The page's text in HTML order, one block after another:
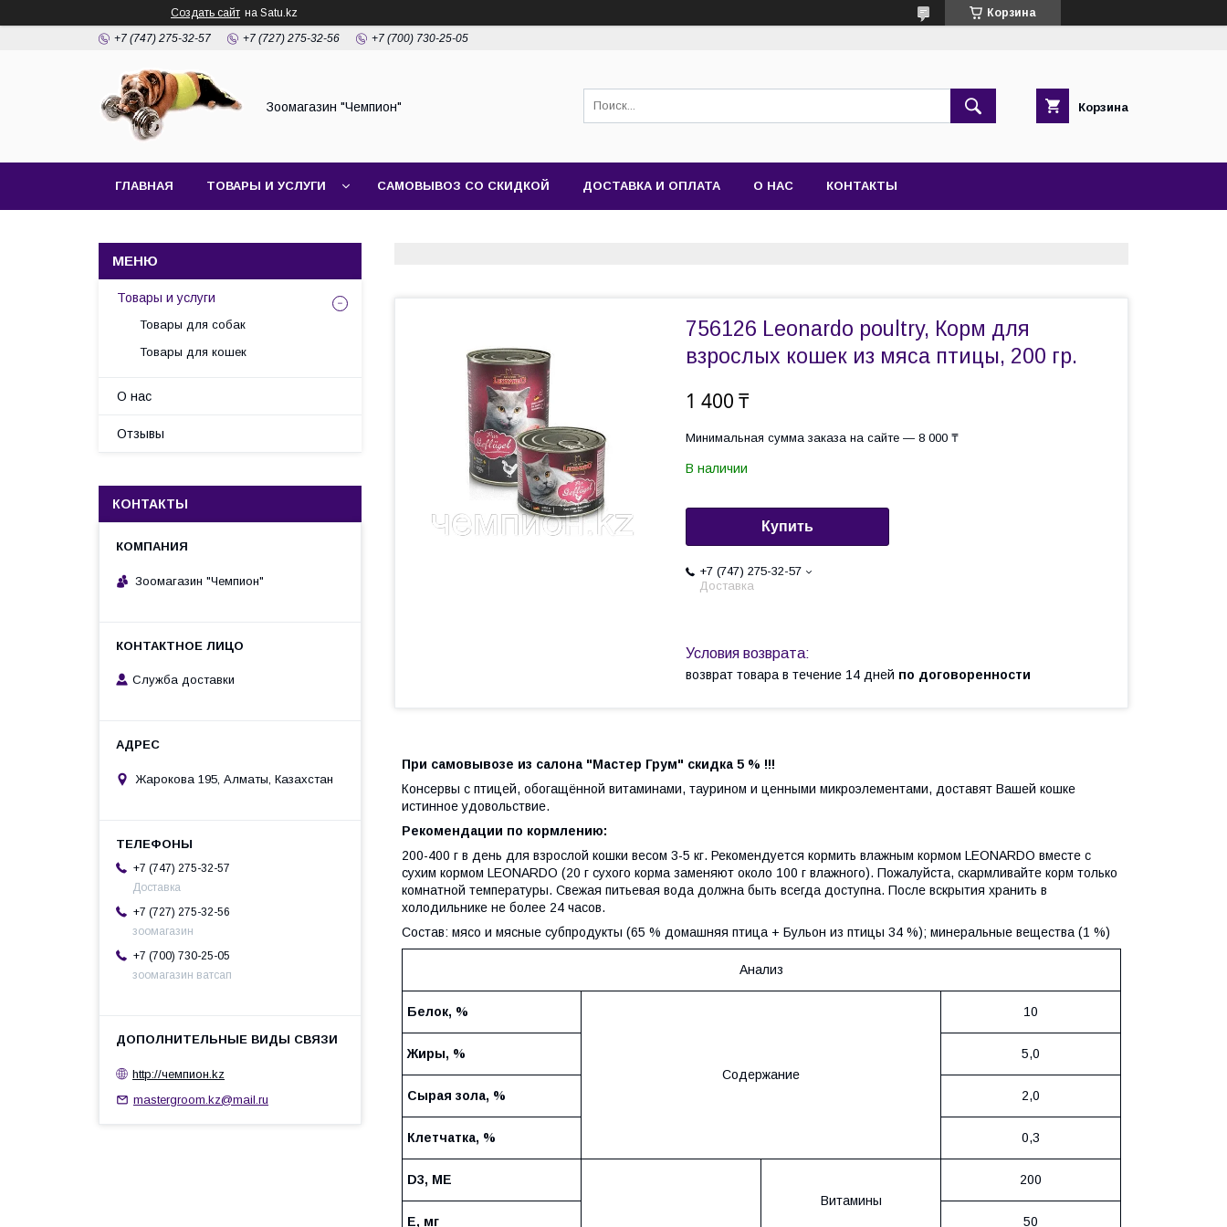
Создать сайт на Satu.kz Корзина
+7 (747) 275-32-57 +7 (727) 275-32-56 +7 (700) 730-25-05
Зоомагазин "Чемпион" Корзина
ГЛАВНАЯ ТОВАРЫ И УСЛУГИ САМОВЫВОЗ СО СКИДКОЙ ДОСТАВКА И ОПЛАТА О НАС КОНТАКТЫ
756126 Leonardo poultry, Корм для
взрослых кошек из мяса птицы, 200 гр.
1 400 ₸
Минимальная сумма заказа на сайте — 8 000 ₸
В наличии
Купить
+7 (747) 275-32-57
Доставка
возврат товара в течение 14 дней по договоренности
При самовывозе из салона "Мастер Грум" скидка 5 % !!!
Консервы с птицей, обогащённой витаминами, таурином и ценными микроэлементами, доставят Вашей кошке
истинное удовольствие.
Рекомендации по кормлению:
200-400 г в день для взрослой кошки весом 3-5 кг. Рекомендуется кормить влажным кормом LEONARDO вместе с
сухим кормом LEONARDO (20 г сухого корма заменяют около 100 г влажного). Пожалуйста, скармливайте корм только
комнатной температуры. Свежая питьевая вода должна быть всегда доступна. После вскрытия хранить в
холодильнике не более 24 часов.
Состав: мясо и мясные субпродукты (65 % домашняя птица + Бульон из птицы 34 %); минеральные вещества (1 %)
Анализ
Белок, %
Содержание
10
Жиры, % 5,0
Сырая зола, % 2,0
Клетчатка, % 0,3
D3, МЕ
Витамины
200
E, мг 50
Товары и услуги
Товары для собак
Товары для кошек
О нас
Отзывы
КОНТАКТЫ
Зоомагазин "Чемпион"
Служба доставки
Жарокова 195, Алматы, Казахстан
+7 (747) 275-32-57
Доставка
+7 (727) 275-32-56
зоомагазин
+7 (700) 730-25-05
зоомагазин ватсап
http://чемпион.kz
mastergroom.kz@mail.ru